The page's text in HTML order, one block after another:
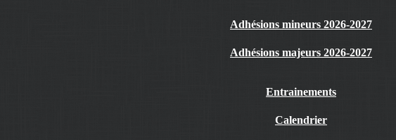
Adhésions mineurs 2026-2027
Adhésions majeurs 2026-2027
Entrainements
Calendrier